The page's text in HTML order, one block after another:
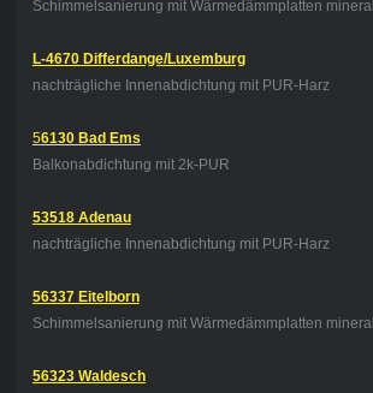
Schimmelsanierung mit Wärmedämmplatten mineral
L-4670 Differdange/Luxemburg
nachträgliche Innenabdichtung mit PUR-Harz
56130 Bad Ems
Balkonabdichtung mit 2k-PUR
53518 Adenau
nachträgliche Innenabdichtung mit PUR-Harz
56337 Eitelborn
Schimmelsanierung mit Wärmedämmplatten mineral
56323 Waldesch